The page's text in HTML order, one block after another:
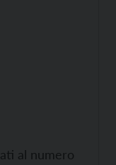
al numero